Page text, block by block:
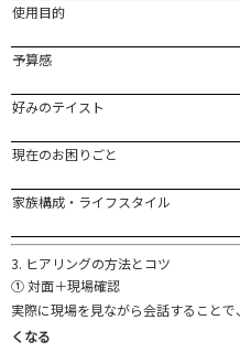
使用目的
予算感
好みのテイ スト
現在のお困り ごと
家族構成・ ライフスタイル
3. ヒアリングの方法とコツ
①対面＋現場確認
実際に現場を見ながら会話する ことで、
く なる